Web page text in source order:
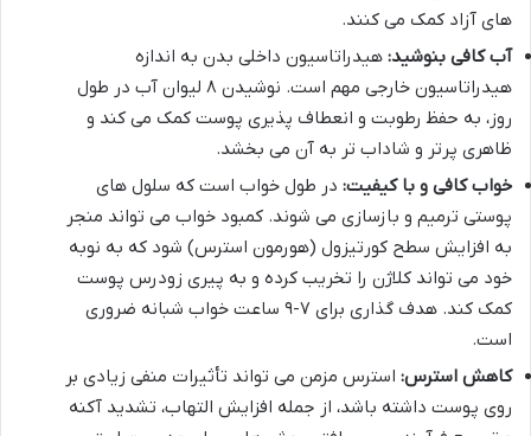
های آزاد کمک می کنند.
آب کافی بنوشید: هیدراتاسیون داخلی بدن به اندازه
هیدراتاسیون خارجی مهم است. نوشیدن ۸ لیوان آب در طول
روز، به حفظ رطوبت و انعطاف پذیری پوست کمک می کند و
ظاهری پرتر و شاداب تر به آن می بخشد.
خواب کافی و با کیفیت: در طول خواب است که سلول های
پوستی ترمیم و بازسازی می شوند. کمبود خواب می تواند منجر
به افزایش سطح کورتیزول (هورمون استرس) شود که به نوبه
خود می تواند کلاژن را تخریب کرده و به پیری زودرس پوست
کمک کند. هدف گذاری برای ۷-۹ ساعت خواب شبانه ضروری
است.
کاهش استرس: استرس مزمن می تواند تأثیرات منفی زیادی بر
روی پوست داشته باشد، از جمله افزایش التهاب، تشدید آکنه